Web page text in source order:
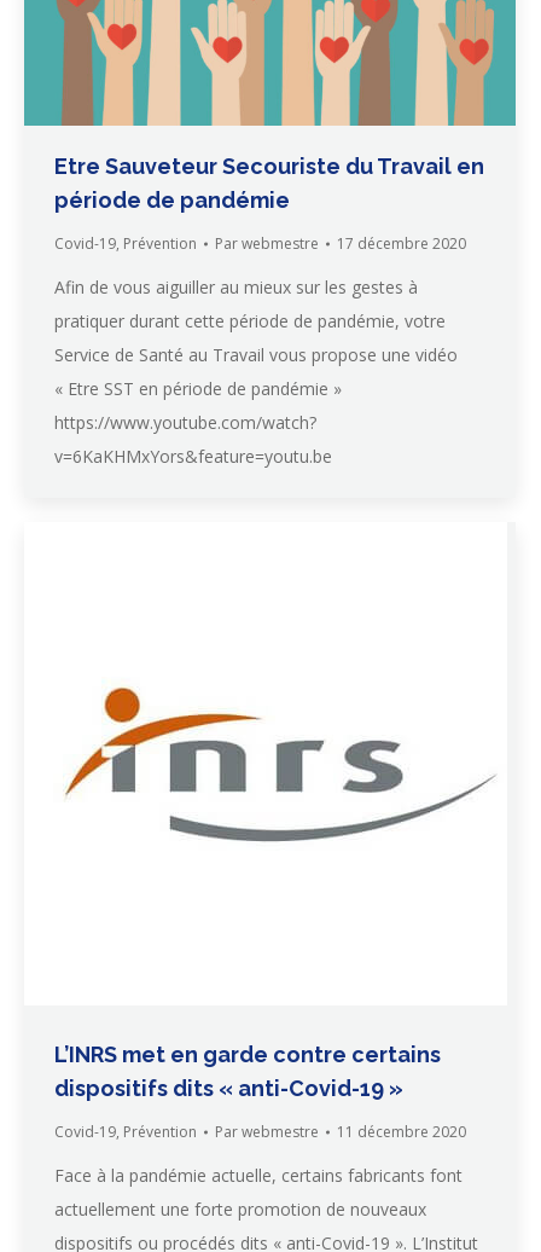
Etre Sauveteur Secouriste du Travail en
période de pandémie
Covid-19, Prévention Parwebmestre 17 décembre 2020
Afin de vous aiguiller au mieux sur les gestes à
pratiquer durant cette période de pandémie, votre
Service de Santé au Travail vous propose une vidéo
« Etre SST en période de pandémie »
https://www.youtube.com/watch?
v=6KaKHMxYors&feature=youtu.be
L’INRS met en garde contre certains
dispositifs dits « anti-Covid-19 »
Covid-19, Prévention Parwebmestre 11 décembre 2020
Face à la pandémie actuelle, certains fabricants font
actuellement une forte promotion de nouveaux
dispositifs ou procédés dits « anti-Covid-19 ». L’Institut